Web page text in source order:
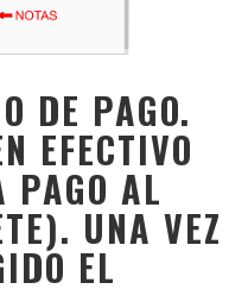
DE PAGO.
EFECTIVO
PAGO AL
UNA VEZ
EL